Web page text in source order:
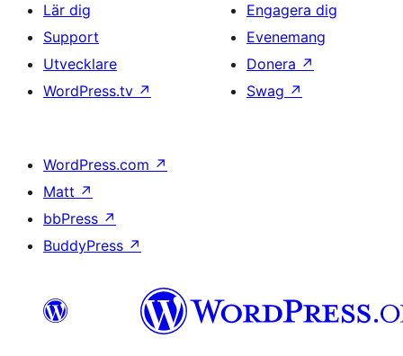
Lär dig
Support
Utvecklare
WordPress.tv ↗
Engagera dig
Evenemang
Donera ↗
Swag ↗
WordPress.com ↗
Matt ↗
bbPress ↗
BuddyPress ↗